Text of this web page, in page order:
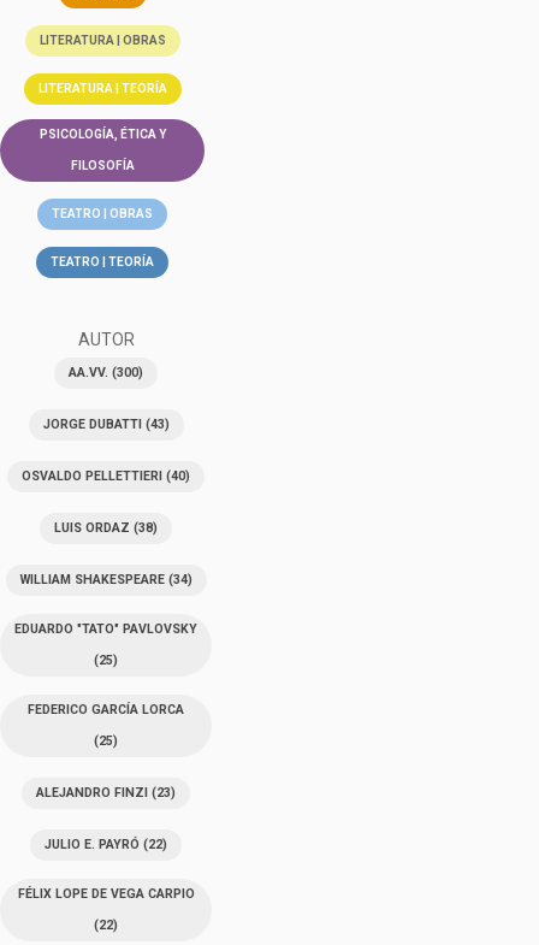
LITERATURA | OBRAS
LITERATURA | TEORÍA
PSICOLOGÍA, ÉTICA Y
FILOSOFÍA
TEATRO | OBRAS
TEATRO | TEORÍA
AUTOR
AA.VV. (300)
JORGE DUBATTI(43)
OSVALDO PELLETTIERI (40)
LUIS ORDAZ (38)
WILLIAM SHAKESPEARE(34)
EDUARDO "TATO" PAVLOVSKY
(25)
FEDERICO GARCÍA LORCA
(25)
ALEJANDRO FINZI (23)
JULIO E. PAYRÓ (22)
FÉLIX LOPE DE VEGA CARPIO
(22)